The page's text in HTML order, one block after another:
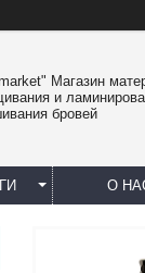
Магазин
и
бровей
О